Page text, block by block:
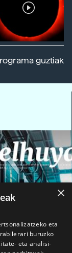
guztiak
×
eta
buruzko
eta analisi-